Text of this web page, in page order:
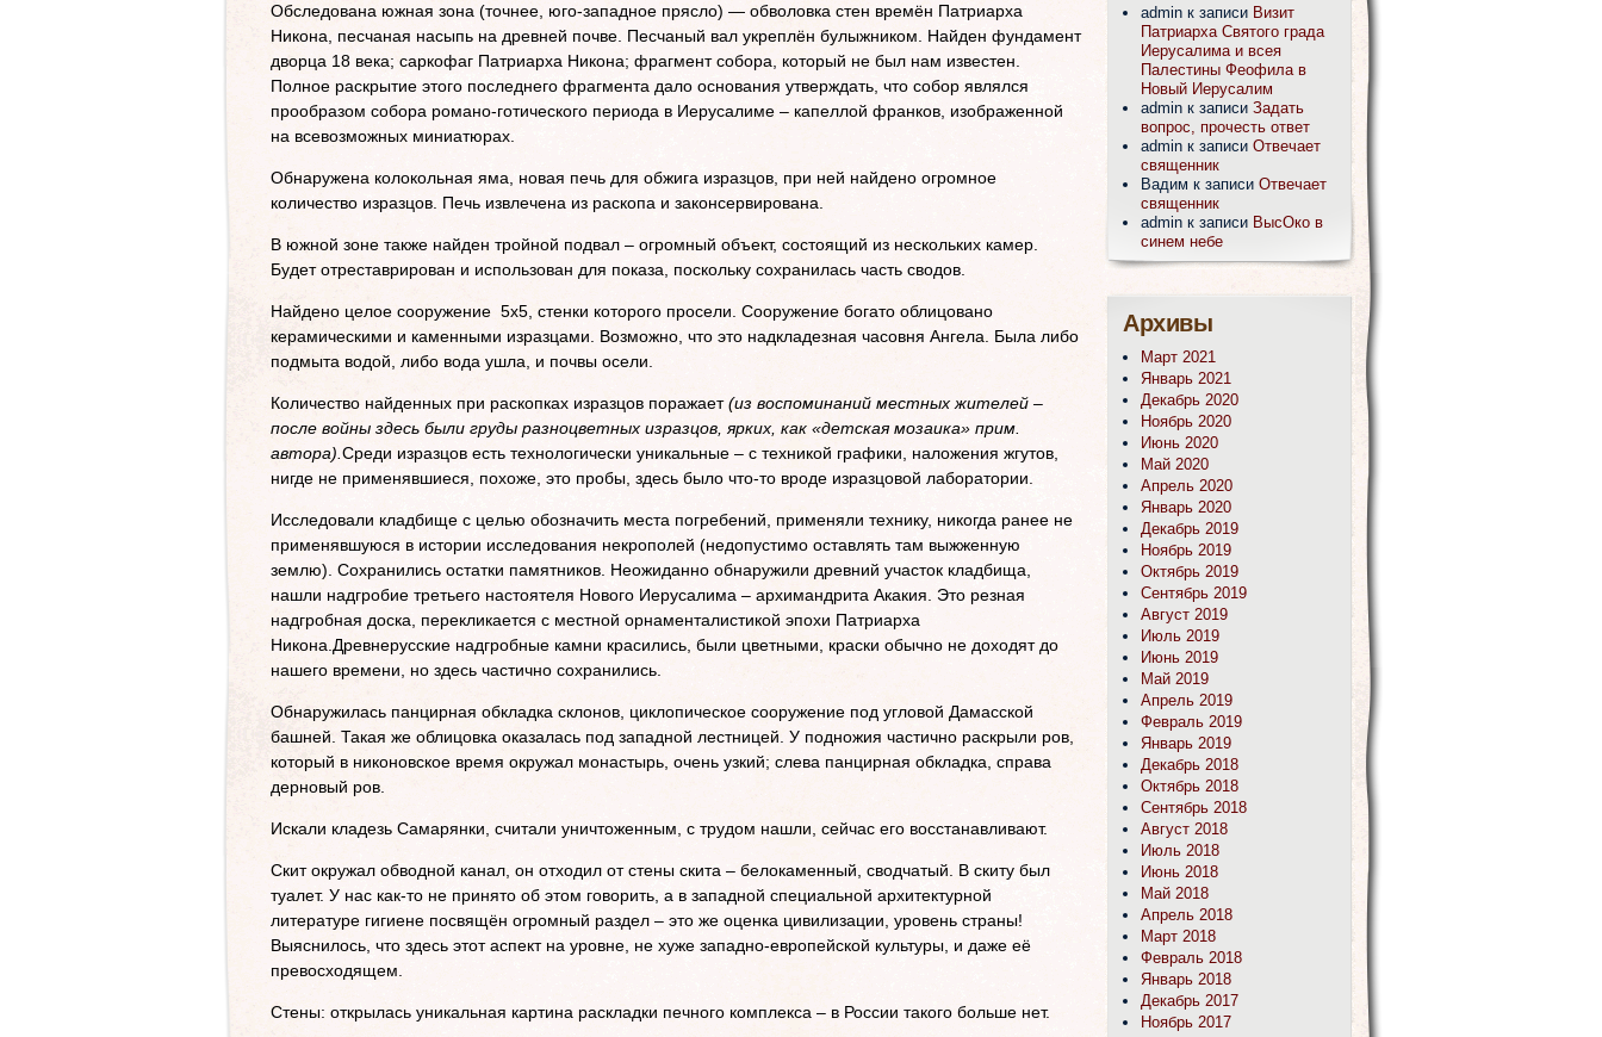
Обследована южная зона (точнее, юго-западное прясло) — обволовка стен времён Патриарха
Никона, песчаная насыпь на древней почве. Песчаный вал укреплён булыжником. Найден фундамент
дворца 18 века; саркофаг Патриарха Никона; фрагмент собора, который не был нам известен.
Полное раскрытие этого последнего фрагмента дало основания утверждать, что собор являлся
прообразом собора романо-готического периода в Иерусалиме – капеллой франков, изображенной
на всевозможных миниатюрах.
Обнаружена колокольная яма, новая печь для обжига изразцов, при ней найдено огромное
количество изразцов. Печь извлечена из раскопа и законсервирована.
В южной зоне также найден тройной подвал – огромный объект, состоящий из нескольких камер.
Будет отреставрирован и использован для показа, поскольку сохранилась часть сводов.
Найдено целое сооружение 5х5, стенки которого просели. Сооружение богато облицовано
керамическими и каменными изразцами. Возможно, что это надкладезная часовня Ангела. Была либо
подмыта водой, либо вода ушла, и почвы осели.
Количество найденных при раскопках изразцов поражает(из воспоминаний местных жителей –
после войны здесь были груды разноцветных изразцов, ярких, как «детская мозаика» прим.
автора). Среди изразцов есть технологически уникальные – с техникой графики, наложения жгутов,
нигде не применявшиеся, похоже, это пробы, здесь было что-то вроде изразцовой лаборатории.
Исследовали кладбище с целью обозначить места погребений, применяли технику, никогда ранее не
применявшуюся в истории исследования некрополей (недопустимо оставлять там выжженную
землю). Сохранились остатки памятников. Неожиданно обнаружили древний участок кладбища,
нашли надгробие третьего настоятеля Нового Иерусалима – архимандрита Акакия. Это резная
надгробная доска, перекликается с местной орнаменталистикой эпохи Патриарха
Никона.Древнерусские надгробные камни красились, были цветными, краски обычно не доходят до
нашего времени, но здесь частично сохранились.
Обнаружилась панцирная обкладка склонов, циклопическое сооружение под угловой Дамасской
башней. Такая же облицовка оказалась под западной лестницей. У подножия частично раскрыли ров,
который в никоновское время окружал монастырь, очень узкий; слева панцирная обкладка, справа
дерновый ров.
Искали кладезь Самарянки, считали уничтоженным, с трудом нашли, сейчас его восстанавливают.
Скит окружал обводной канал, он отходил от стены скита – белокаменный, сводчатый. В скиту был
туалет. У нас как-то не принято об этом говорить, а в западной специальной архитектурной
литературе гигиене посвящён огромный раздел – это же оценка цивилизации, уровень страны!
Выяснилось, что здесь этот аспект на уровне, не хуже западно-европейской культуры, и даже её
превосходящем.
Стены: открылась уникальная картина раскладки печного комплекса – в России такого больше нет.
admin к записи Визит
Патриарха Святого града
Иерусалима и всея
Палестины Феофила в
Новый Иерусалим
admin к записи Задать
вопрос, прочесть ответ
admin к записи Отвечает
священник
Вадим к записи Отвечает
священник
admin к записи ВысОко в
синем небе
Архивы
Март 2021
Январь 2021
Декабрь 2020
Ноябрь 2020
Июнь 2020
Май 2020
Апрель 2020
Январь 2020
Декабрь 2019
Ноябрь 2019
Октябрь 2019
Сентябрь 2019
Август 2019
Июль 2019
Июнь 2019
Май 2019
Апрель 2019
Февраль 2019
Январь 2019
Декабрь 2018
Октябрь 2018
Сентябрь 2018
Август 2018
Июль 2018
Июнь 2018
Май 2018
Апрель 2018
Март 2018
Февраль 2018
Январь 2018
Декабрь 2017
Ноябрь 2017